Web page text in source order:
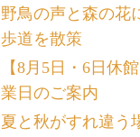
野鳥の声と森の花
歩道を散策
【8月5日・6日休
業日のご案内
夏と秋がすれ違